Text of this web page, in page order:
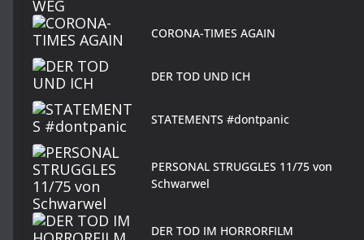
CORONA-TIMES AGAIN
DER TOD UND ICH
STATEMENTS #dontpanic
PERSONAL STRUGGLES 11/75 von
Schwarwel
DER TOD IM HORRORFILM